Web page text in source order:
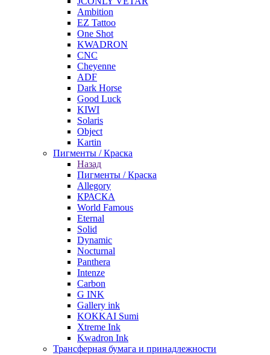
Ambition
EZ Tattoo
One Shot
KWADRON
CNC
Cheyenne
ADF
Dark Horse
Good Luck
KIWI
Solaris
Object
Kartin
Пигменты / Краска
Назад
Пигменты / Краска
Allegory
КРАСКА
World Famous
Eternal
Solid
Dynamic
Nocturnal
Panthera
Intenze
Carbon
G INK
Gallery ink
KOKKAI Sumi
Xtreme Ink
Kwadron Ink
Трансферная бумага и принадлежности